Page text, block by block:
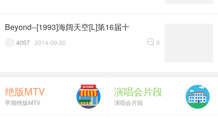
Beyond--[1993]海阔天空[L]第16届十
0
4057 2014-09-20
绝版MTV
早期绝版MTV
演唱会片段
演唱会片段